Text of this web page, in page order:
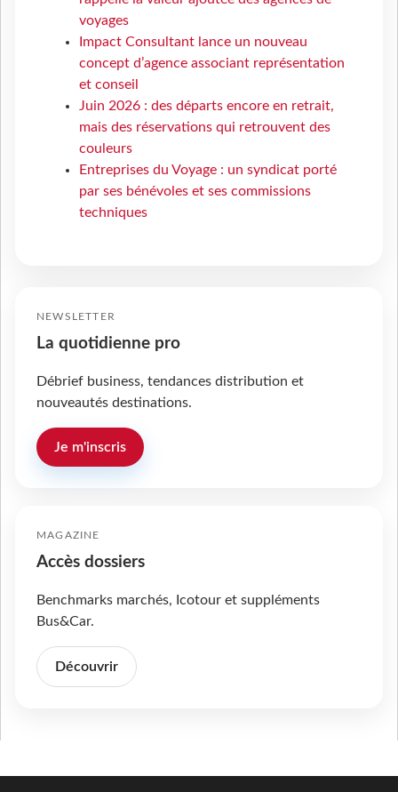
voyages
Impact Consultant lance un nouveau
concept d’agence associant représentation
et conseil
Juin 2026 : des départs encore en retrait,
mais des réservations qui retrouvent des
couleurs
Entreprises du Voyage : un syndicat porté
par ses bénévoles et ses commissions
techniques
NEWSLETTER
La quotidienne pro
Débrief business, tendances distribution et
nouveautés destinations.
Je m'inscris
MAGAZINE
Accès dossiers
Benchmarks marchés, Icotour et suppléments
Bus&Car.
Découvrir